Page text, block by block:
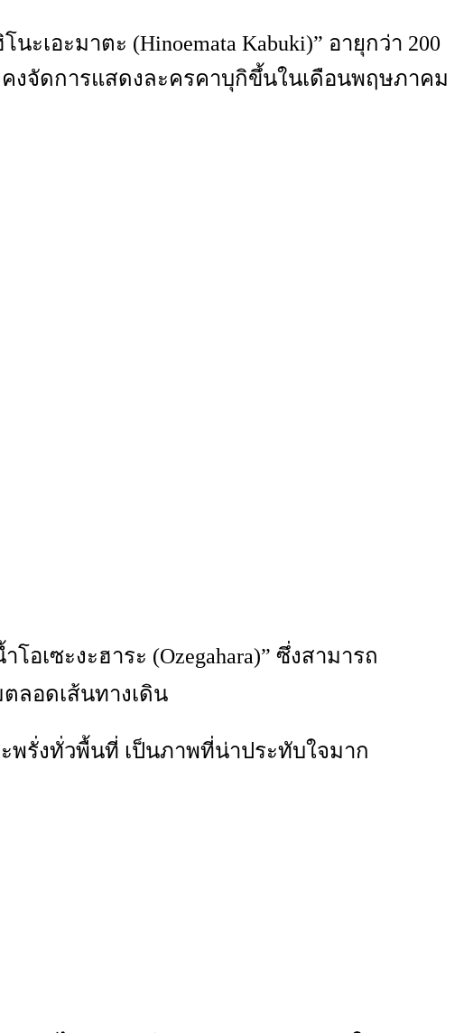
เอะมาตะ (Hinoemata Kabuki)” อายุกว่า 200
งจัดการแสดงละครคาบุกิขึ้นในเดือนพฤษภาคม
เซะงะฮาระ (Ozegahara)” ซึ่งสามารถ
ลอดเส้นทางเดิน
พรั่งทั่วพื้นที่ เป็นภาพที่น่าประทับใจมาก